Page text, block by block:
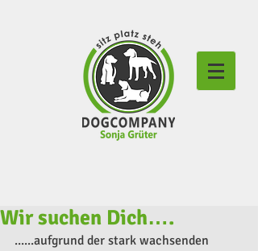
Wir suchen Dich….
......aufgrund der stark wachsenden